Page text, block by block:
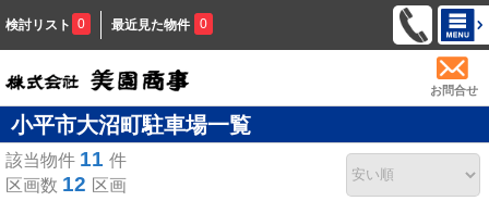
検討リスト 0 最近見た物件 0
お問合せ
小平市大沼町駐車場一覧
該当物件 11 件
区画数 12 区画